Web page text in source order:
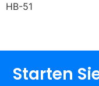
HB-51
Starten